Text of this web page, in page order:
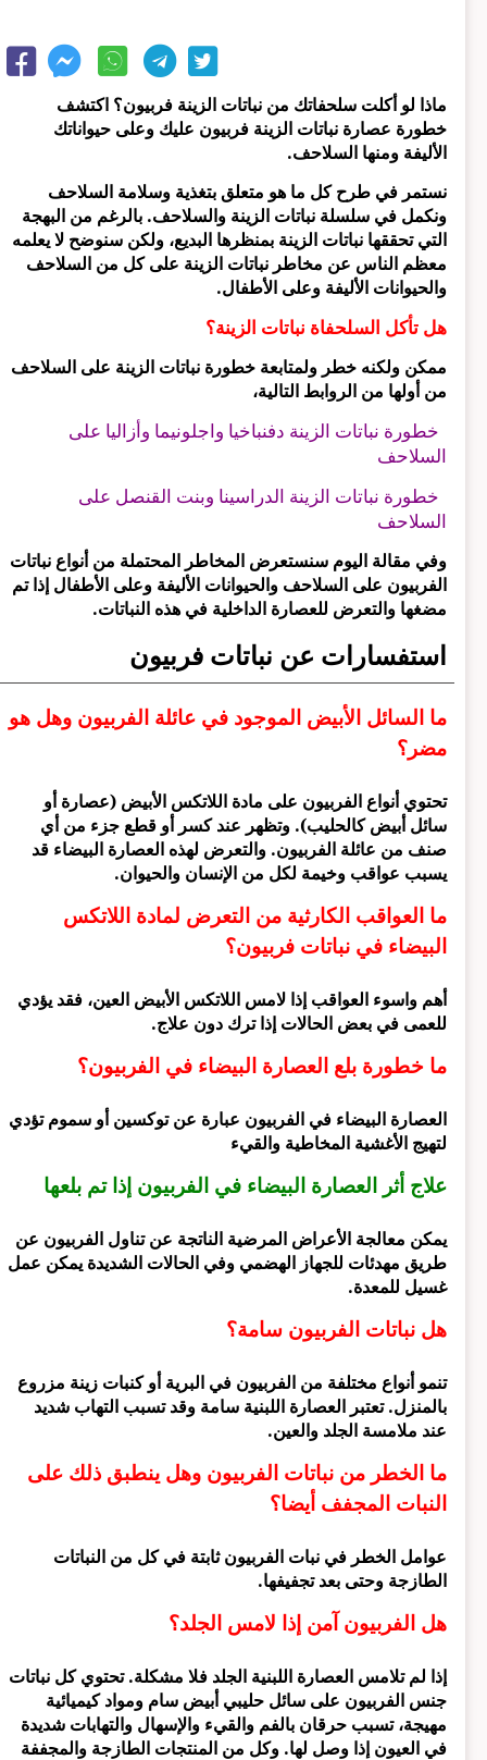
ماذا لو أكلت سلحفاتك من نباتات الزينة فربيون؟ اكتشف
خطورة عصارة نباتات الزينة فربيون عليك وعلى حيواناتك
الأليفة ومنها السلاحف.
نستمر في طرح كل ما هو متعلق بتغذية وسلامة السلاحف
ونكمل في سلسلة نباتات الزينة والسلاحف. بالرغم من البهجة
التي تحققها نباتات الزينة بمنظرها البديع، ولكن سنوضح لا يعلمه
معظم الناس عن مخاطر نباتات الزينة على كل من السلاحف
والحيوانات الأليفة وعلى الأطفال.
هل تأكل السلحفاة نباتات الزينة؟
ممكن ولكنه خطر ولمتابعة خطورة نباتات الزينة على السلاحف
من أولها من الروابط التالية،
خطورة نباتات الزينة دفنباخيا ‬‎واجلونيما وأزاليا على
السلاحف
خطورة نباتات الزينة الدراسينا ‬‎وبنت القنصل على
السلاحف
وفي مقالة اليوم سنستعرض المخاطر المحتملة من أنواع نباتات
الفربيون ‎على السلاحف والحيوانات الأليفة وعلى الأطفال إذا تم
مضغها والتعرض للعصارة الداخلية في هذه النباتات.
استفسارات عن نباتات فربيون
ما السائل الأبيض الموجود في عائلة الفربيون وهل هو
مضر؟
تحتوي أنواع الفربيون على مادة اللاتكس الأبيض (عصارة أو
سائل أبيض كالحليب). وتظهر عند كسر أو قطع جزء من أي
صنف من عائلة الفربيون. والتعرض لهذه العصارة البيضاء قد
يسبب عواقب وخيمة لكل من الإنسان والحيوان.
ما العواقب الكارثية من التعرض لمادة اللاتكس
البيضاء في نباتات فربيون؟
أهم واسوء العواقب إذا لامس اللاتكس الأبيض العين، فقد يؤدي
للعمى في بعض الحالات إذا ترك دون علاج.
ما خطورة بلع العصارة البيضاء في الفربيون؟
العصارة البيضاء في الفربيون عبارة عن توكسين أو سموم تؤدي
لتهيج الأغشية المخاطية والقيء
علاج أثر العصارة البيضاء في الفربيون إذا تم بلعها
يمكن معالجة الأعراض المرضية الناتجة عن تناول الفربيون عن
طريق مهدئات للجهاز الهضمي وفي الحالات الشديدة يمكن عمل
غسيل للمعدة.
هل نباتات الفربيون سامة؟
تنمو أنواع مختلفة من الفربيون في البرية أو كنبات زينة مزروع
بالمنزل. تعتبر العصارة اللبنية سامة وقد تسبب التهاب شديد
عند ملامسة الجلد والعين.
ما الخطر من نباتات الفربيون وهل ينطبق ذلك على
النبات المجفف أيضا؟
عوامل الخطر في نبات الفربيون ثابتة في كل من النباتات
الطازجة وحتى بعد تجفيفها.
هل الفربيون آمن إذا لامس الجلد؟
إذا لم تلامس العصارة اللبنية الجلد فلا مشكلة. تحتوي كل نباتات
جنس الفربيون على سائل حليبي أبيض سام ومواد كيميائية
مهيجة، تسبب حرقان بالفم والقيء والإسهال والتهابات شديدة
في العيون إذا وصل لها. وكل من المنتجات الطازجة والمجففة